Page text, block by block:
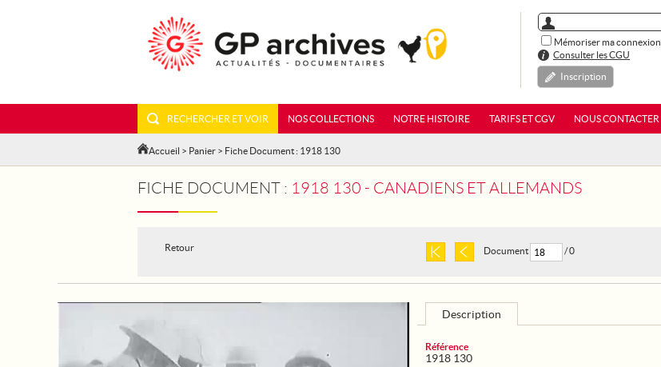
Mémoriser ma connexion
Consulter les CGU
Inscription
RECHERCHER ET VOIR NOS COLLECTIONS NOTRE HISTOIRE TARIFS ET CGV NOUS CONTACTER
Accueil > Panier > Fiche Document : 1918 130
FICHE DOCUMENT : 1918 130 - CANADIENS ET ALLEMANDS
Retour Document / 0
Description
Référence
1918 130